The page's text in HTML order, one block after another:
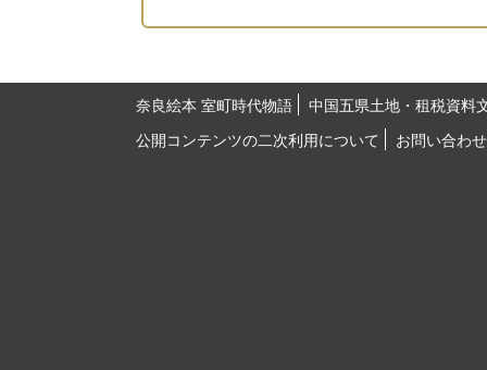
奈良絵本 室町時代物語
中国五県土地・租税資料
公開コンテンツの二次利用について
お問い合わせ